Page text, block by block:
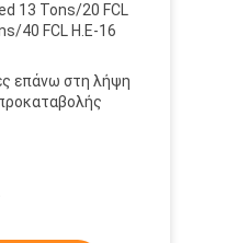
13 Tons/20 FCL
40 FCL Η.Ε-16
επάνω στη λήψη